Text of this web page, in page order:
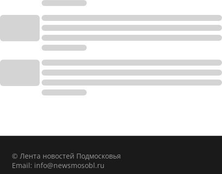
© Лента новостей Подмосковья
Email: info@newsmosobl.ru